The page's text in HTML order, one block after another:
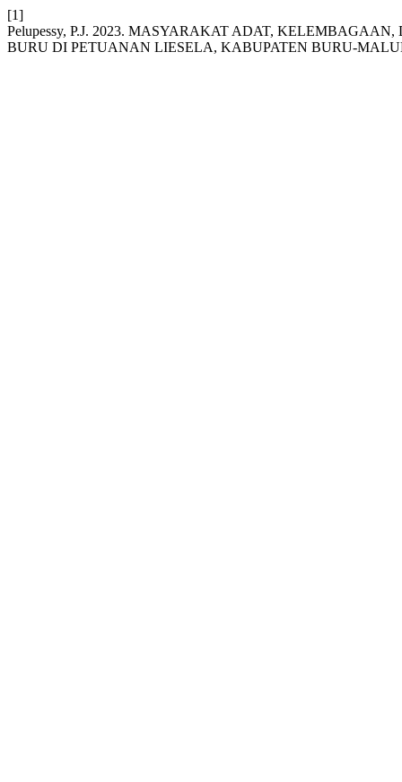
[1]
Pelupessy, P.J. 2023. MASYARAKAT ADAT,
BURU DI PETUANAN LIESELA, KABUPATEN BURU-